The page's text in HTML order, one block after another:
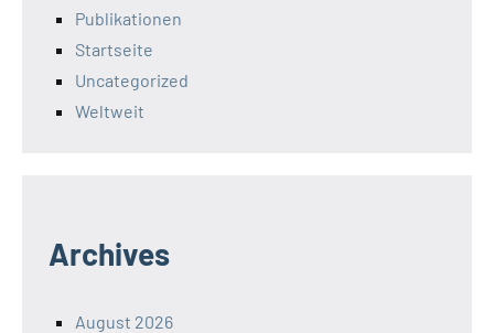
Publikationen
Startseite
Uncategorized
Weltweit
Archives
August 2026